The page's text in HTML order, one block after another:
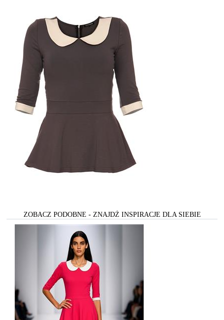
ZOBACZ PODOBNE - ZNAJDŻ INSPIRACJE DLA SIEBIE